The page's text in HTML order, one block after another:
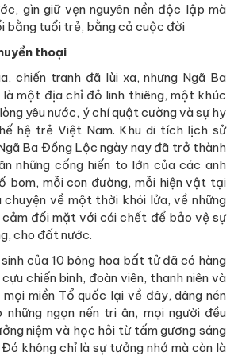
gìn giữ vẹn nguyên nền độc lập mà
bằng tuổi trẻ, bằng cả cuộc đời
thoại
chiến tranh đã lùi xa, nhưng Ngã Ba
một địa chỉ đỏ linh thiêng, một khúc
yêu nước, ý chí quật cường và sự hy
hệ trẻ Việt Nam. Khu di tích lịch sử
Ba Đồng Lộc ngày nay đã trở thành
những cống hiến to lớn của các anh
bom, mỗi con đường, mỗi hiện vật tại
chuyện về một thời khói lửa, về những
cảm đối mặt với cái chết để bảo vệ sự
cho đất nước.
của 10 bông hoa bất tử đã có hàng
chiến binh, đoàn viên, thanh niên và
miền Tổ quốc lại về đây, dâng nén
ngọn nến tri ân, mọi người đều
niệm và học hỏi từ tấm gương sáng
không chỉ là sự tưởng nhớ mà còn là